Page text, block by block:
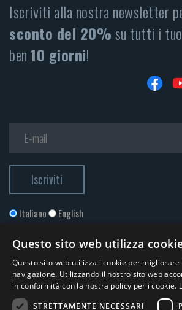
Iscriviti alla nostra newsletter
sconto del 20%su tutti i
ben10 giorni!
Italiano English
Questo sito web utilizza
Questo sito web utilizza i cookie per
navigazione. Utilizzando il nostro sito web
in conformità con la nostra policy per i cookie.
STRETTAMENTE NECESSARI